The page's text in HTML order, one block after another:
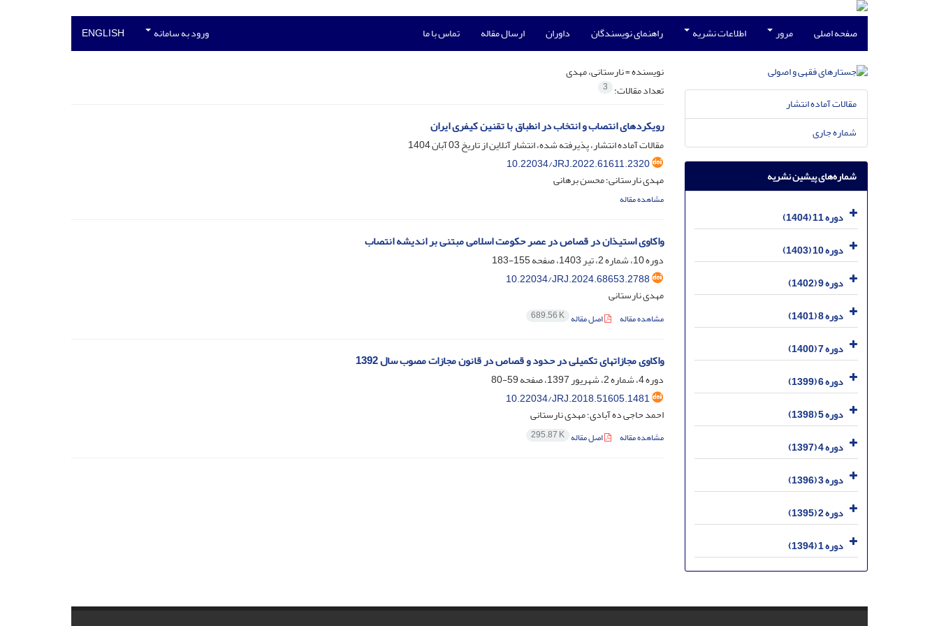
صفحه اصلی مرور اطلاعات نشریه راهنمای نویسندگان داوران ارسال مقاله تماس با ما ورود به سامانه ENGLISH
نویسنده =نارستانی، مهدی
تعداد مقالات: 3
رویکردهای انتصاب و انتخاب در انطباق با تقنین کیفری ایران
مقالات آماده انتشار، پذیرفته شده، انتشار آنلاین از تاریخ03 آبان 1404
10.22034/JRJ.2022.61611.2320
مهدی نارستانی؛ محسن برهانی
مشاهده مقاله
واکاوی استیذان در قصاص در عصر حکومت اسلامی مبتنی بر اندیشه انتصاب
دوره 10، شماره 2، تیر 1403، صفحه
155-183
10.22034/JRJ.2024.68653.2788
مهدی نارستانی
مشاهده مقاله اصل مقاله 689.56 K
واکاوی مجازاتهای تکمیلی در حدود و قصاص در قانون مجازات مصوب سال 1392
دوره 4، شماره 2، شهریور 1397، صفحه
59-80
10.22034/JRJ.2018.51605.1481
احمد حاجی ده آبادی؛ مهدی نارستانی
مشاهده مقاله اصل مقاله 295.87 K
مقالات آماده انتشار
شماره جاری
شماره‌های پیشین نشریه
دوره 11 (1404)
دوره 10 (1403)
دوره 9 (1402)
دوره 8 (1401)
دوره 7 (1400)
دوره 6 (1399)
دوره 5 (1398)
دوره 4 (1397)
دوره 3 (1396)
دوره 2 (1395)
دوره 1 (1394)